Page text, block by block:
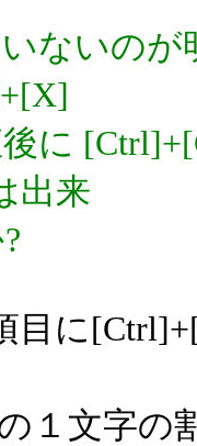
ないのが
に
出来
目に
１文字の